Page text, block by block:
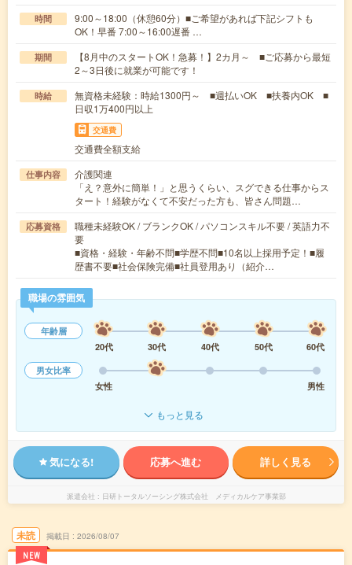
時間
9:00～18:00（休憩60分）■ご希望があれば下記シフトも
OK！早番 7:00～16:00遅番 …
期間
【8月中のスタートOK！急募！】2カ月～ ■ご応募から最短
2～3日後に就業が可能です！
時給
無資格未経験：時給1300円～ ■週払いOK ■扶養内OK ■
日収1万400円以上
交通費
交通費全額支給
仕事内容
介護関連
「え？意外に簡単！」と思うくらい、スグできる仕事からス
タート！経験がなくて不安だった方も、皆さん問題…
応募資格
職種未経験OK / ブランクOK / パソコンスキル不要 / 英語力不
要
■資格・経験・年齢不問■学歴不問■10名以上採用予定！■履
歴書不要■社会保険完備■社員登用あり（紹介…
職場の雰囲気
年齢層
20代
30代 40代 50代
60代
男女比率
女性
男性
もっと見る
気になる! 応募へ進む 詳しく見る
派遣会社 日研トータルソーシング株式会社 メディカルケア事業部
未読
NEW
掲載日 2026/08/07